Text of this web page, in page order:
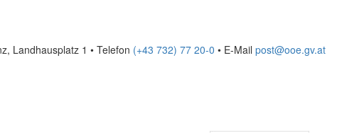
Landhausplatz 1 • Telefon (+43 732) 77 20-0 • E-Mail post@ooe.gv.at